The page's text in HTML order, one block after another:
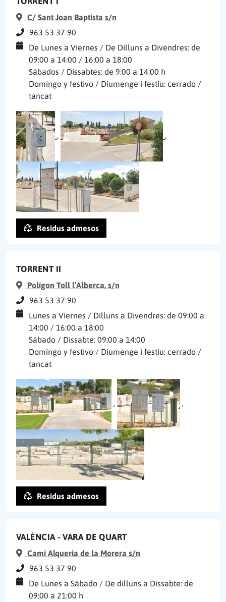
C/ Sant Joan Baptista s/n
963 53 37 90
De Lunes a Viernes / De Dilluns a Divendres: de
09:00 a 14:00 / 16:00 a 18:00
Sábados / Dissabtes: de 9:00 a 14:00 h
Domingo y festivo / Diumenge i festiu: cerrado /
tancat
, ,
Residus admesos
TORRENT II
Polígon Toll l’Alberca, s/n
963 53 37 90
Lunes a Viernes / Dilluns a Divendres: de 09:00 a
14:00 / 16:00 a 18:00
Sábado / Dissabte: 09:00 a 14:00
Domingo y festivo / Diumenge i festiu: cerrado /
tancat
, ,
Residus admesos
VALÈNCIA - VARA DE QUART
Camí Alqueria de la Morera s/n
963 53 37 90
De Lunes a Sábado / De dilluns a Dissabte: de
09:00 a 21:00 h